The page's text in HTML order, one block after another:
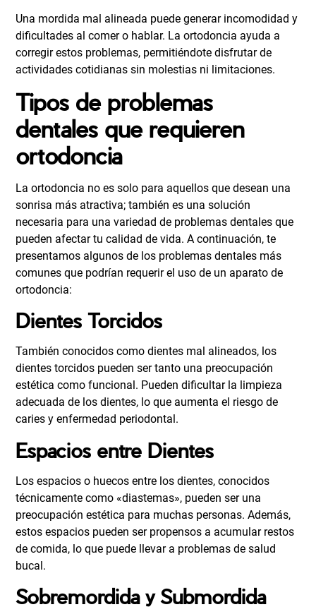
Una mordida mal alineada puede generar incomodidad y
dificultades al comer o hablar. La ortodoncia ayuda a
corregir estos problemas, permitiéndote disfrutar de
actividades cotidianas sin molestias ni limitaciones.
Tipos de problemas
dentales que requieren
ortodoncia
La ortodoncia no es solo para aquellos que desean una
sonrisa más atractiva; también es una solución
necesaria para una variedad de problemas dentales que
pueden afectar tu calidad de vida. A continuación, te
presentamos algunos de los problemas dentales más
comunes que podrían requerir el uso de un aparato de
ortodoncia:
Dientes Torcidos
También conocidos como dientes mal alineados, los
dientes torcidos pueden ser tanto una preocupación
estética como funcional. Pueden dificultar la limpieza
adecuada de los dientes, lo que aumenta el riesgo de
caries y enfermedad periodontal.
Espacios entre Dientes
Los espacios o huecos entre los dientes, conocidos
técnicamente como «diastemas», pueden ser una
preocupación estética para muchas personas. Además,
estos espacios pueden ser propensos a acumular restos
de comida, lo que puede llevar a problemas de salud
bucal.
Sobremordida y Submordida